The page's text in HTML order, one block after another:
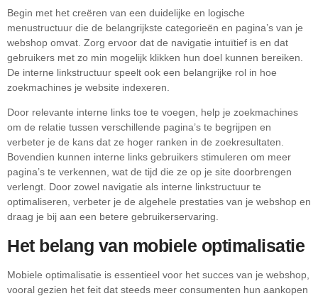
Begin met het creëren van een duidelijke en logische
menustructuur die de belangrijkste categorieën en pagina’s van je
webshop omvat. Zorg ervoor dat de navigatie intuïtief is en dat
gebruikers met zo min mogelijk klikken hun doel kunnen bereiken.
De interne linkstructuur speelt ook een belangrijke rol in hoe
zoekmachines je website indexeren.
Door relevante interne links toe te voegen, help je zoekmachines
om de relatie tussen verschillende pagina’s te begrijpen en
verbeter je de kans dat ze hoger ranken in de zoekresultaten.
Bovendien kunnen interne links gebruikers stimuleren om meer
pagina’s te verkennen, wat de tijd die ze op je site doorbrengen
verlengt. Door zowel navigatie als interne linkstructuur te
optimaliseren, verbeter je de algehele prestaties van je webshop en
draag je bij aan een betere gebruikerservaring.
Het belang van mobiele optimalisatie
Mobiele optimalisatie is essentieel voor het succes van je webshop,
vooral gezien het feit dat steeds meer consumenten hun aankopen